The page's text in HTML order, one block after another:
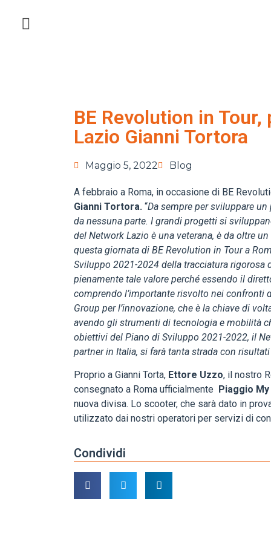
BE Revolution in
Lazio Gianni Tortora
Maggio 5, 2022 Blog
A febbraio a Roma, in occasione di BE
Gianni Tortora. “Da sempre per sviluppare
da nessuna parte. I grandi progetti si
del Network Lazio è una veterana, è da oltre
questa giornata di BE Revolution in Tour a
Sviluppo 2021-2024 della tracciatura
pienamente tale valore perché essendo il
comprendo l’importante risvolto nei confronti
Group per l’innovazione, che è la chiave di
avendo gli strumenti di tecnologia e mobilità
obiettivi del Piano di Sviluppo 2021-2022, il
partner in Italia, si farà tanta strada con
Proprio a Gianni Torta, Ettore Uzzo, il nostro
consegnato a Roma ufficialmente Piaggio
nuova divisa. Lo scooter, che sarà dato in
utilizzato dai nostri operatori per servizi di
Condividi